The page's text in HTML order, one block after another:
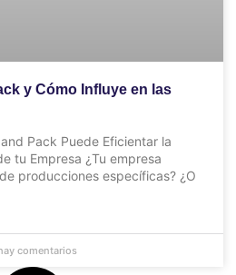
y Cómo Influye en las
Pack Puede Eficientar la
tu Empresa ¿Tu empresa
producciones específicas? ¿O
comentarios